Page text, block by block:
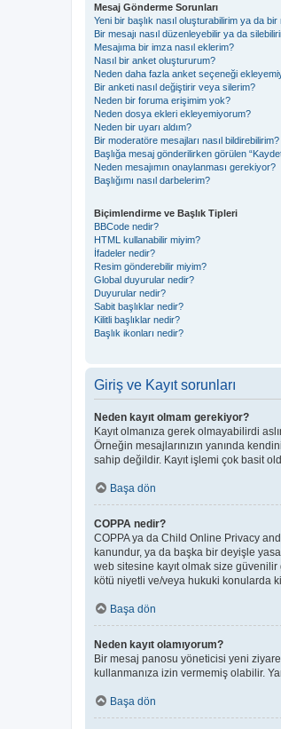
Mesaj Gönderme Sorunları
Yeni bir başlık nasıl oluşturabilirim ya da
Bir mesajı nasıl düzenleyebilir ya da
Mesajıma bir imza nasıl eklerim?
Nasıl bir anket oluştururum?
Neden daha fazla anket seçeneği
Bir anketi nasıl değiştirir veya silerim?
Neden bir foruma erişimim yok?
Neden dosya ekleri ekleyemiyorum?
Neden bir uyarı aldım?
Bir moderatöre mesajları nasıl bildirebilirim?
Başlığa mesaj gönderilirken görülen
Neden mesajımın onaylanması gerekiyor?
Başlığımı nasıl darbelerim?
Biçimlendirme ve Başlık Tipleri
BBCode nedir?
HTML kullanabilir miyim?
İfadeler nedir?
Resim gönderebilir miyim?
Global duyurular nedir?
Duyurular nedir?
Sabit başlıklar nedir?
Kilitli başlıklar nedir?
Başlık ikonları nedir?
Giriş ve Kayıt sorunları
Neden kayıt olmam gerekiyor?
Kayıt olmanıza gerek olmayabilirdi
Örneğin mesajlarınızın yanında
sahip değildir. Kayıt işlemi çok basit
Başa dön
COPPA nedir?
COPPA ya da Child Online Privacy
kanundur, ya da başka bir deyişle
web sitesine kayıt olmak size
kötü niyetli ve/veya hukuki konularda
Başa dön
Neden kayıt olamıyorum?
Bir mesaj panosu yöneticisi yeni
kullanmanıza izin vermemiş olabilir.
Başa dön